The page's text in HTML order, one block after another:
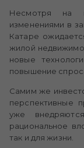
Несмотря на
изменениями в
Катаре
жилой
новые
повышение
Самим же
перспективные
уже
рациональное
так и для жизни.